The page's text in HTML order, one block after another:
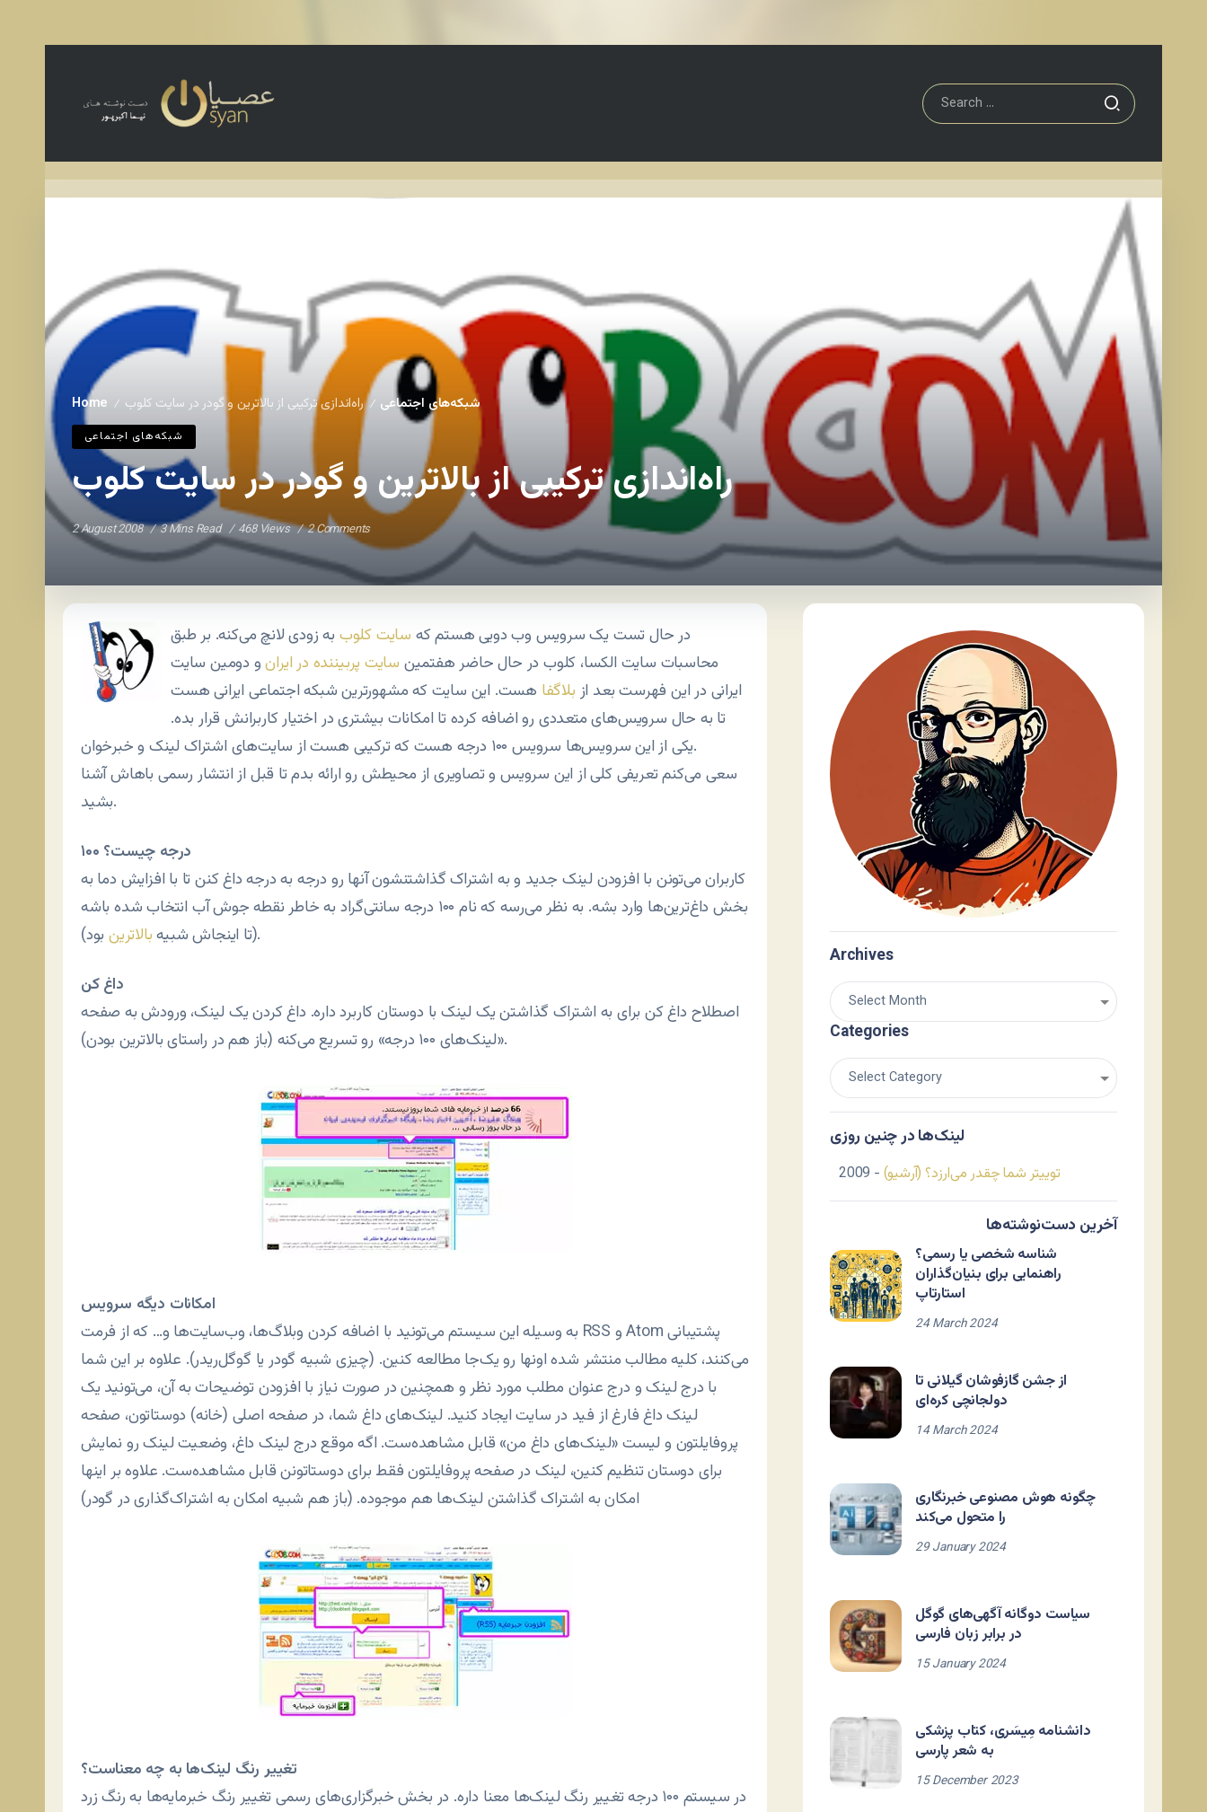
Home / شبکه‌های اجتماعی / راه‌اندازی ترکیبی از بالاترین و گودر در سایت کلوب
شبکه‌های اجتماعی
راه‌اندازی ترکیبی از بالاترین و گودر در سایت کلوب
2 August 2008 3 Mins Read 468 Views 2 Comments
در حال تست یک سرویس وب دویی هستم که سایت کلوب به زودی لانچ می‌کنه. بر طبق
محاسبات سایت الکسا، کلوب در حال حاضر هفتمین سایت پربیننده در ایرانو دومین سایت
ایرانی در این فهرست بعد از بلاگفا هست. این سایت که مشهورترین شبکه اجتماعی ایرانی هست
تا به حال سرویس‌های متعددی رو اضافه کرده تا امکانات بیشتری در اختیار کاربرانش قرار بده.
یکی از این سرویس‌ها سرویس ۱۰۰ درجه هست که ترکیبی هست از سایت‌های اشتراک لینک و خبرخوان.
سعی می‌کنم تعریفی کلی از این سرویس و تصاویری از محیطش رو ارائه بدم تا قبل از انتشار رسمی باهاش آشنا
بشید.
۱۰۰ درجه چیست؟
کاربران می‌تونن با افزودن لینک جدید و به اشتراک گذاشتنشون آنها رو درجه به درجه داغ کنن تا با افزایش دما به
بخش داغ‌ترین‌ها وارد بشه. به نظر می‌رسه که نام ۱۰۰ درجه سانتی‌گراد به خاطر نقطه جوش آب انتخاب شده باشه
(تا اینجاش شبیهبالاترین بود).
داغ کن
اصطلاح داغ کن برای به اشتراک گذاشتن یک لینک با دوستان کاربرد داره. داغ کردن یک لینک، ورودش به صفحه
«لینک‌های ۱۰۰ درجه» رو تسریع می‌کنه (باز هم در راستای بالاترین بودن).
امکانات دیگه سرویس
به وسیله این سیستم می‌تونید با اضافه کردن وبلاگ‌ها، وب‌سایت‌ها و… که از فرمت RSS و Atom پشتیبانی
می‌کنند، کلیه مطالب منتشر شده اونها رو یک‌جا مطالعه کنین. (چیزی شبیه گودر یا گوگل‌ریدر). علاوه بر این شما
با درج لینک و درج عنوان مطلب مورد نظر و همچنین در صورت نیاز با افزودن توضیحات به آن، می‌تونید یک
لینک داغ فارغ از فید در سایت ایجاد کنید. لینک‌های داغ شما، در صفحه اصلی (خانه) دوستاتون، صفحه
پروفایلتون و لیست «لینک‌های داغ من» قابل مشاهده‌ست. اگه موقع درج لینک داغ، وضعیت لینک رو نمایش
برای دوستان تنظیم کنین، لینک در صفحه پروفایلتون فقط برای دوستاتونن قابل مشاهده‌ست. علاوه بر اینها
امکان به اشتراک گذاشتن لینک‌ها هم موجوده. (باز هم شبیه امکان به اشتراک‌گذاری در گودر)
تغییر رنگ لینک‌ها به چه معناست؟
در سیستم ۱۰۰ درجه تغییر رنگ لینک‌ها معنا داره. در بخش خبرگزاری‌های رسمی تغییر رنگ خبرمایه‌ها به رنگ زرد
Archives
Categories
لینک‌ها در چنین روزی
توییتر شما چقدر می‌ارزد؟ (آرشیو) - 2009
آخرین دست‌نوشته‌ها
شناسه شخصی یا رسمی؟
راهنمایی برای بنیان‌گذاران
استارتاپ
24 March 2024
از جشن گازفوشان گیلانی تا
دولجانچی کره‌ای
14 March 2024
چگونه هوش مصنوعی خبرنگاری
را متحول می‌کند
29 January 2024
سیاست دوگانه آگهی‌های گوگل
در برابر زبان فارسی
15 January 2024
دانشنامه مِیسَری، کتاب پزشکی
به شعر پارسی
15 December 2023